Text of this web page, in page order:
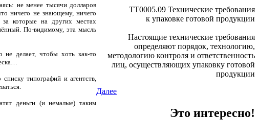
не менее тысячи долларов
ничего не знающему, ничего
которые на других местах
По-видимому, эта мысль
не делает, чтобы хоть как-то
типографий и агентств,
деньги (и немалые) таким
ТТ0005.09 Технические требования
к упаковке готовой продукции
Настоящие технические требования
определяют порядок, технологию,
методологию контроля и ответственность
лиц, осуществляющих упаковку готовой
продукции
Далее
Это интересно!